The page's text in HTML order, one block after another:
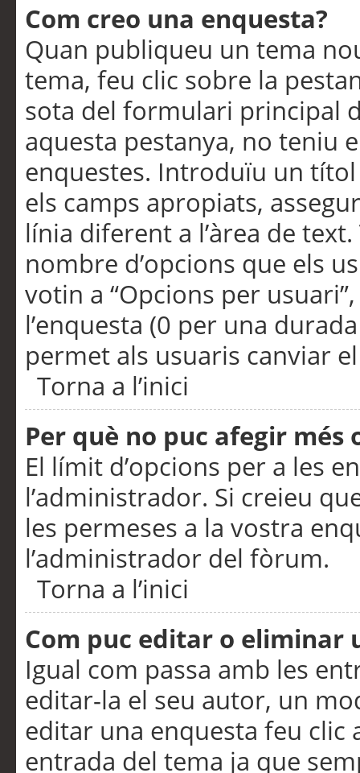
Com creo una enquesta?
Quan publiqueu un tema
tema, feu clic sobre la
sota del formulari principal
aquesta pestanya, no teniu
enquestes. Introduïu un
els camps apropiats,
línia diferent a l’àrea de
nombre d’opcions que els
votin a “Opcions per
l’enquesta (0 per una
permet als usuaris canviar
Torna a l’inici
Per què no puc afegir més
El límit d’opcions per a les
l’administrador. Si creieu
les permeses a la vostra
l’administrador del fòrum.
Torna a l’inici
Com puc editar o eliminar
Igual com passa amb les
editar-la el seu autor, un
editar una enquesta feu clic
entrada del tema ja que